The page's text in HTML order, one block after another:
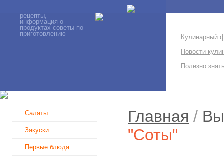
рецепты,
информация о
продуктах советы по
приготовлению
Кулинарный
Новости
Полезно
Салаты
Закуски
Первые блюда
Главная /
"Соты"